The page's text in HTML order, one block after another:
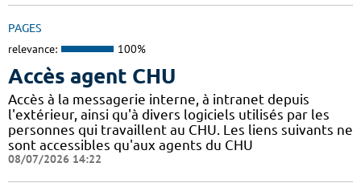
PAGES
relevance: 100%
Accès agent CHU
Accès à la messagerie interne, à intranet depuis
l'extérieur, ainsi qu'à divers logiciels utilisés par les
personnes qui travaillent au CHU. Les liens suivants ne
sont accessibles qu'aux agents du CHU
08/07/2026 14:22